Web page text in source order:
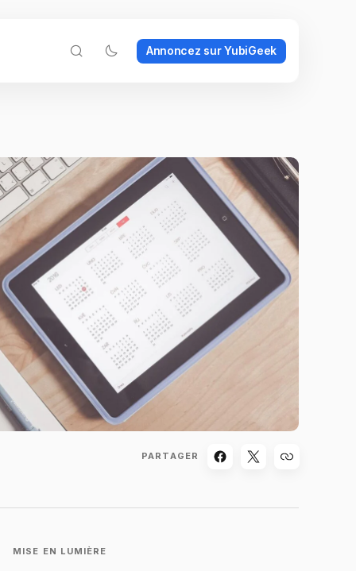
Annoncez sur YubiGeek
PARTAGER
MISE EN LUMIÈRE